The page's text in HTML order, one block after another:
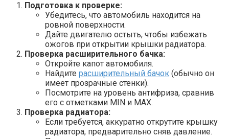
Подготовка к проверке:
Убедитесь, что автомобиль находится на
ровной поверхности.
Дайте двигателю остыть, чтобы избежать
ожогов при открытии крышки радиатора.
Проверка расширительного бачка:
Откройте капот автомобиля.
Найдите расширительный бачок (обычно он
имеет прозрачные стенки).
Посмотрите на уровень антифриза, сравнив
его с отметками MIN и MAX.
Проверка радиатора:
Если требуется, аккуратно открутите крышку
радиатора, предварительно сняв давление.